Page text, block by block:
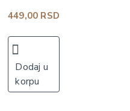
449,00 RSD
Dodaj u
korpu